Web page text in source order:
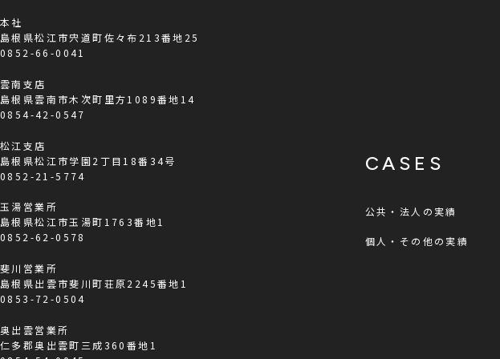
本社
島根県松江市宍道町佐々布213番地25
0852-66-0041
雲南支店
島根県雲南市木次町里方1089番地14
0854-42-0547
松江支店
島根県松江市学園2丁目18番34号
0852-21-5774
玉湯営業所
島根県松江市玉湯町1763番地1
0852-62-0578
斐川営業所
島根県出雲市斐川町荘原2245番地1
0853-72-0504
奥出雲営業所
仁多郡奥出雲町三成360番地1
CASES
公共・法人の実績
個人・その他の実績